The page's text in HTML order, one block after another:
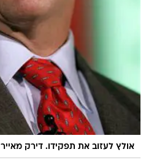
אולץ לעזוב את תפקידו. דירק מאייר